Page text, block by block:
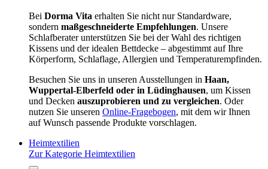
Bei Dorma Vita erhalten Sie nicht nur Standardware,
sondern maßgeschneiderte Empfehlungen. Unsere
Schlafberater unterstützen Sie bei der Wahl des richtigen
Kissens und der idealen Bettdecke – abgestimmt auf Ihre
Körperform, Schlaflage, Allergien und Temperaturempfinden.
Besuchen Sie uns in unseren Ausstellungen in Haan,
Wuppertal-Elberfeld oder in Lüdinghausen, um Kissen
und Decken auszuprobieren und zu vergleichen. Oder
nutzen Sie unseren Online-Fragebogen, mit dem wir Ihnen
auf Wunsch passende Produkte vorschlagen.
Heimtextilien
Zur Kategorie Heimtextilien